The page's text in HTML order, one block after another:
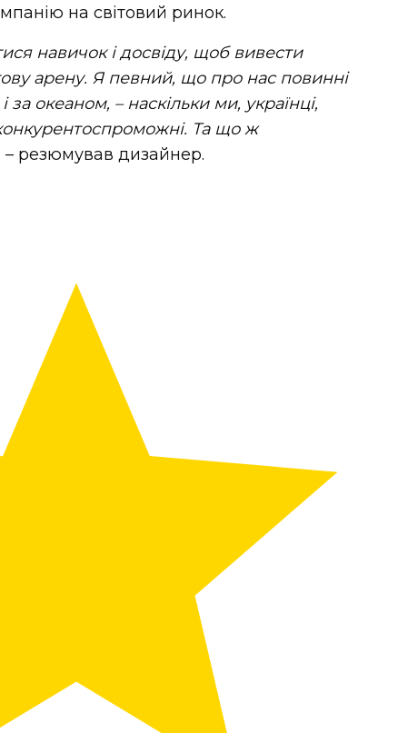
на світовий ринок.
навичок і досвіду, щоб вивести
арену. Я певний, що про нас повинні
за океаном, – наскільки ми, українці,
Та що ж
– резюмував дизайнер.